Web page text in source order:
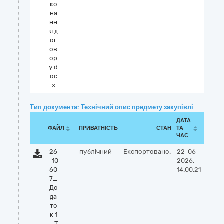
ко
на
нн
я д
ог
ов
ор
у.d
oc
x
Тип документа: Технічний опис предмету закупівлі
ФАЙЛ ПРИВАТНІСТЬ СТАН
ДАТА
ТА
ЧАС
26
-10
60
7_
До
да
то
к 1
публічний Експортовано:
22-06-
2026,
14:00:21